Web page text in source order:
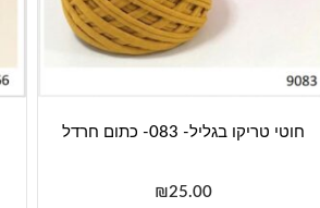
חוטי טריקו בגליל- 083- כתום חרדל
₪25.00